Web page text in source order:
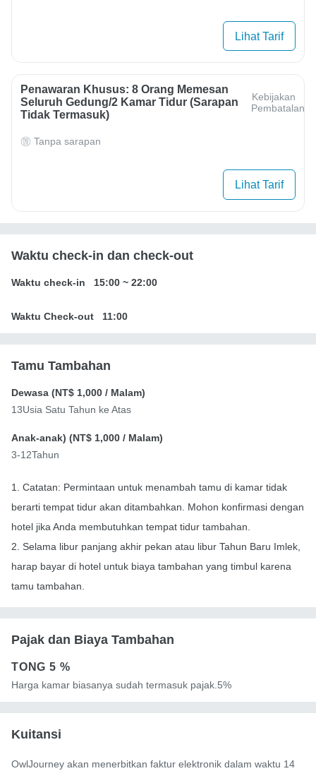
Lihat Tarif
Penawaran Khusus: 8 Orang Memesan
Seluruh Gedung/2 Kamar Tidur (sarapan
Tidak Termasuk)
Kebijakan
Pembatalan
Tanpa sarapan
Lihat Tarif
Waktu check-in dan check-out
Waktu check-in 15:00 ~ 22:00
Waktu Check-out 11:00
Tamu Tambahan
Dewasa (NT$ 1,000 / Malam)
13Usia Satu Tahun ke Atas
Anak-anak) (NT$ 1,000 / Malam)
3-12Tahun
1. Catatan: Permintaan untuk menambah tamu di kamar tidak
berarti tempat tidur akan ditambahkan. Mohon konfirmasi dengan
hotel jika Anda membutuhkan tempat tidur tambahan.
2. Selama libur panjang akhir pekan atau libur Tahun Baru Imlek,
harap bayar di hotel untuk biaya tambahan yang timbul karena
tamu tambahan.
Pajak dan Biaya Tambahan
TONG 5 %
Harga kamar biasanya sudah termasuk pajak.5%
Kuitansi
OwlJourney akan menerbitkan faktur elektronik dalam waktu 14